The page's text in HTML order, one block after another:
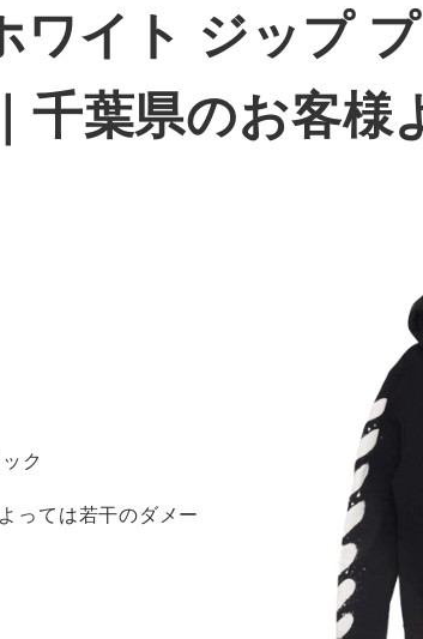
ワイト ジップ
千葉県のお客様
ク
っては若干のダメー